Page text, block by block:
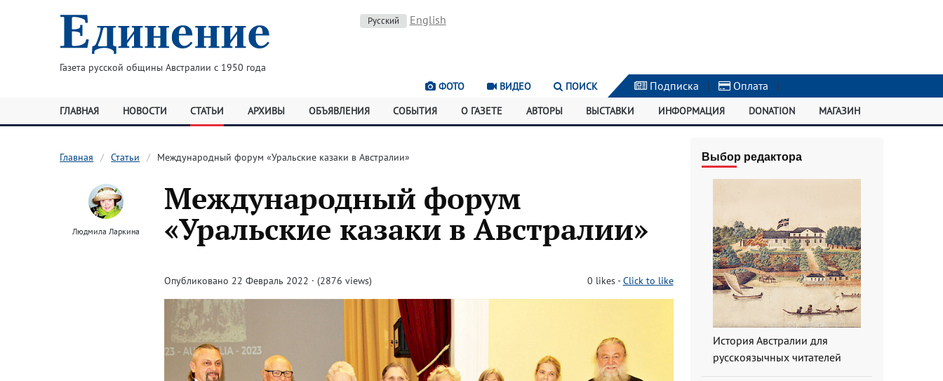
Газета русской общины Австралии с 1950 года
Русский English
ФОТО ВИДЕО ПОИСК Подписка | Оплата |
ГЛАВНАЯ НОВОСТИ СТАТЬИ АРХИВЫ ОБЪЯВЛЕНИЯ СОБЫТИЯ О ГАЗЕТЕ АВТОРЫ ВЫСТАВКИ ИНФОРМАЦИЯ DONATION МАГАЗИН
Главная Статьи Международный форум «Уральские казаки в Австралии»
Людмила Ларкина
Международный форум
«Уральские казаки в Австралии»
Опубликовано 22 Февраль 2022 · (2876 views) 0 likes-Click to like
Выбор редактора
История Австралии для
русскоязычных читателей